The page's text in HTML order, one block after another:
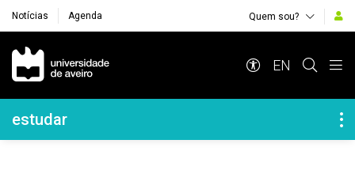
Notícias Agenda Quem sou?
Navegação Principal
EN
Navegação Lateral
estudar